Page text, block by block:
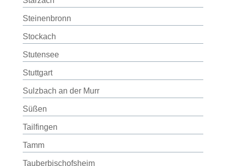
Steinenbronn
Stockach
Stutensee
Stuttgart
Sulzbach an der Murr
Süßen
Tailfingen
Tamm
Tauberbischofsheim